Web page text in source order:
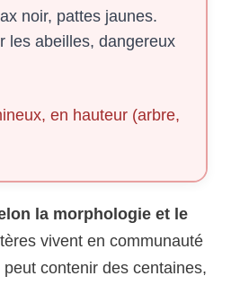
noir, pattes jaunes.
les abeilles, dangereux
en hauteur (arbre,
la morphologie et le
vivent en communauté
contenir des centaines,